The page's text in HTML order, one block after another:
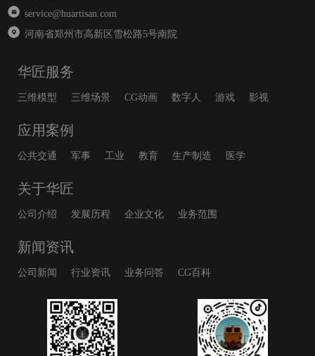
service@huartisan.com
河南省郑州市高新区雪松路5号南院
华匠服务
三维模型 三维场景 CG动画 数字人 游戏 影视
应用案例
公共交通 军事 工业 教育 生产制造 医学
关于华匠
公司介绍 发展历程 企业文化 业务范围
新闻资讯
公司新闻 行业资讯 业务问答 CG百科